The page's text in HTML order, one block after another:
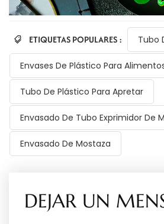
ETIQUETAS POPULARES : Tubo
Envases De Plástico Para
Tubo De Plástico Para Apretar
Envasado De Tubo Exprimidor De
Envasado De Mostaza
DEJAR UN